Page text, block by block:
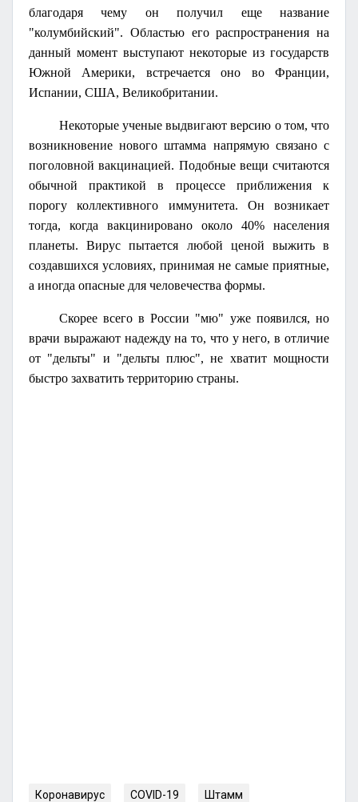
благодаря чему он получил еще название
"колумбийский". Областью его распространения на
данный момент выступают некоторые из государств
Южной Америки, встречается оно во Франции,
Испании, США, Великобритании.
Некоторые ученые выдвигают версию о том, что
возникновение нового штамма напрямую связано с
поголовной вакцинацией. Подобные вещи считаются
обычной практикой в процессе приближения к
порогу коллективного иммунитета. Он возникает
тогда, когда вакцинировано около 40% населения
планеты. Вирус пытается любой ценой выжить в
создавшихся условиях, принимая не самые приятные,
а иногда опасные для человечества формы.
Скорее всего в России "мю" уже появился, но
врачи выражают надежду на то, что у него, в отличие
от "дельты" и "дельты плюс", не хватит мощности
быстро захватить территорию страны.
Коронавирус COVID-19 Штамм